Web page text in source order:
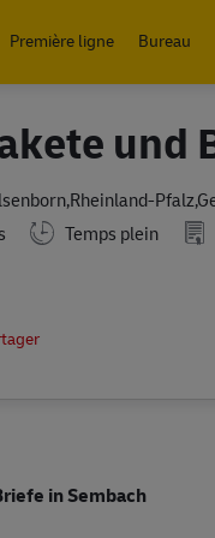
Première ligne
Bureau
und
Working Hours
Temps plein
in Sembach